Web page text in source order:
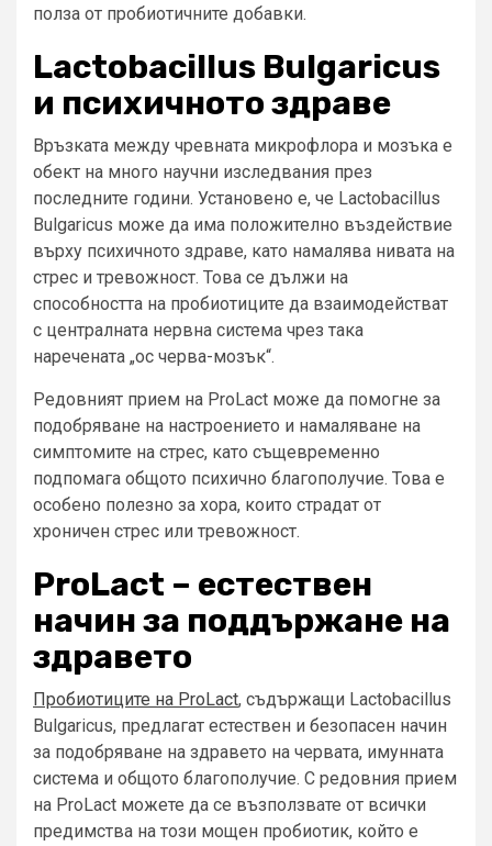
полза от пробиотичните добавки.
Lactobacillus Bulgaricus
и психичното здраве
Връзката между чревната микрофлора и мозъка е
обект на много научни изследвания през
последните години. Установено е, че Lactobacillus
Bulgaricus може да има положително въздействие
върху психичното здраве, като намалява нивата на
стрес и тревожност. Това се дължи на
способността на пробиотиците да взаимодействат
с централната нервна система чрез така
наречената „ос черва-мозък“.
Редовният прием на ProLact може да помогне за
подобряване на настроението и намаляване на
симптомите на стрес, като същевременно
подпомага общото психично благополучие. Това е
особено полезно за хора, които страдат от
хроничен стрес или тревожност.
ProLact – естествен
начин за поддържане на
здравето
Пробиотиците на ProLact, съдържащи Lactobacillus
Bulgaricus, предлагат естествен и безопасен начин
за подобряване на здравето на червата, имунната
система и общото благополучие. С редовния прием
на ProLact можете да се възползвате от всички
предимства на този мощен пробиотик, който е